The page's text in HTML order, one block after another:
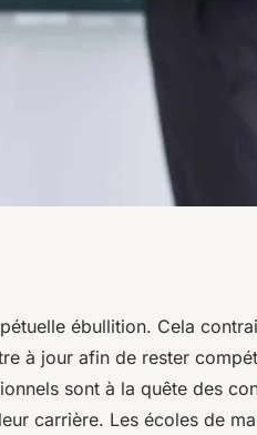
soir dans
ébullition. Cela
à jour afin de rester
sont à la quête des
carrière. Les écoles de